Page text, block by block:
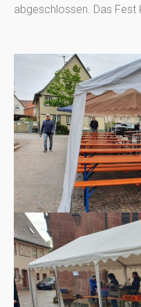
abgeschlossen. Das Fest